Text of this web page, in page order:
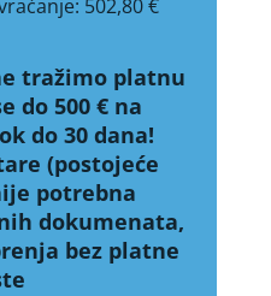
502,80 €
tražimo platnu
do 500 € na
do 30 dana!
(postojeće
potrebna
dokumenata,
bez platne